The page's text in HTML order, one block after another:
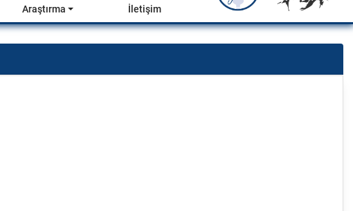
Araştırma İletişim